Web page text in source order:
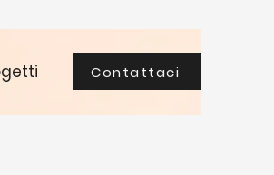
Contattaci